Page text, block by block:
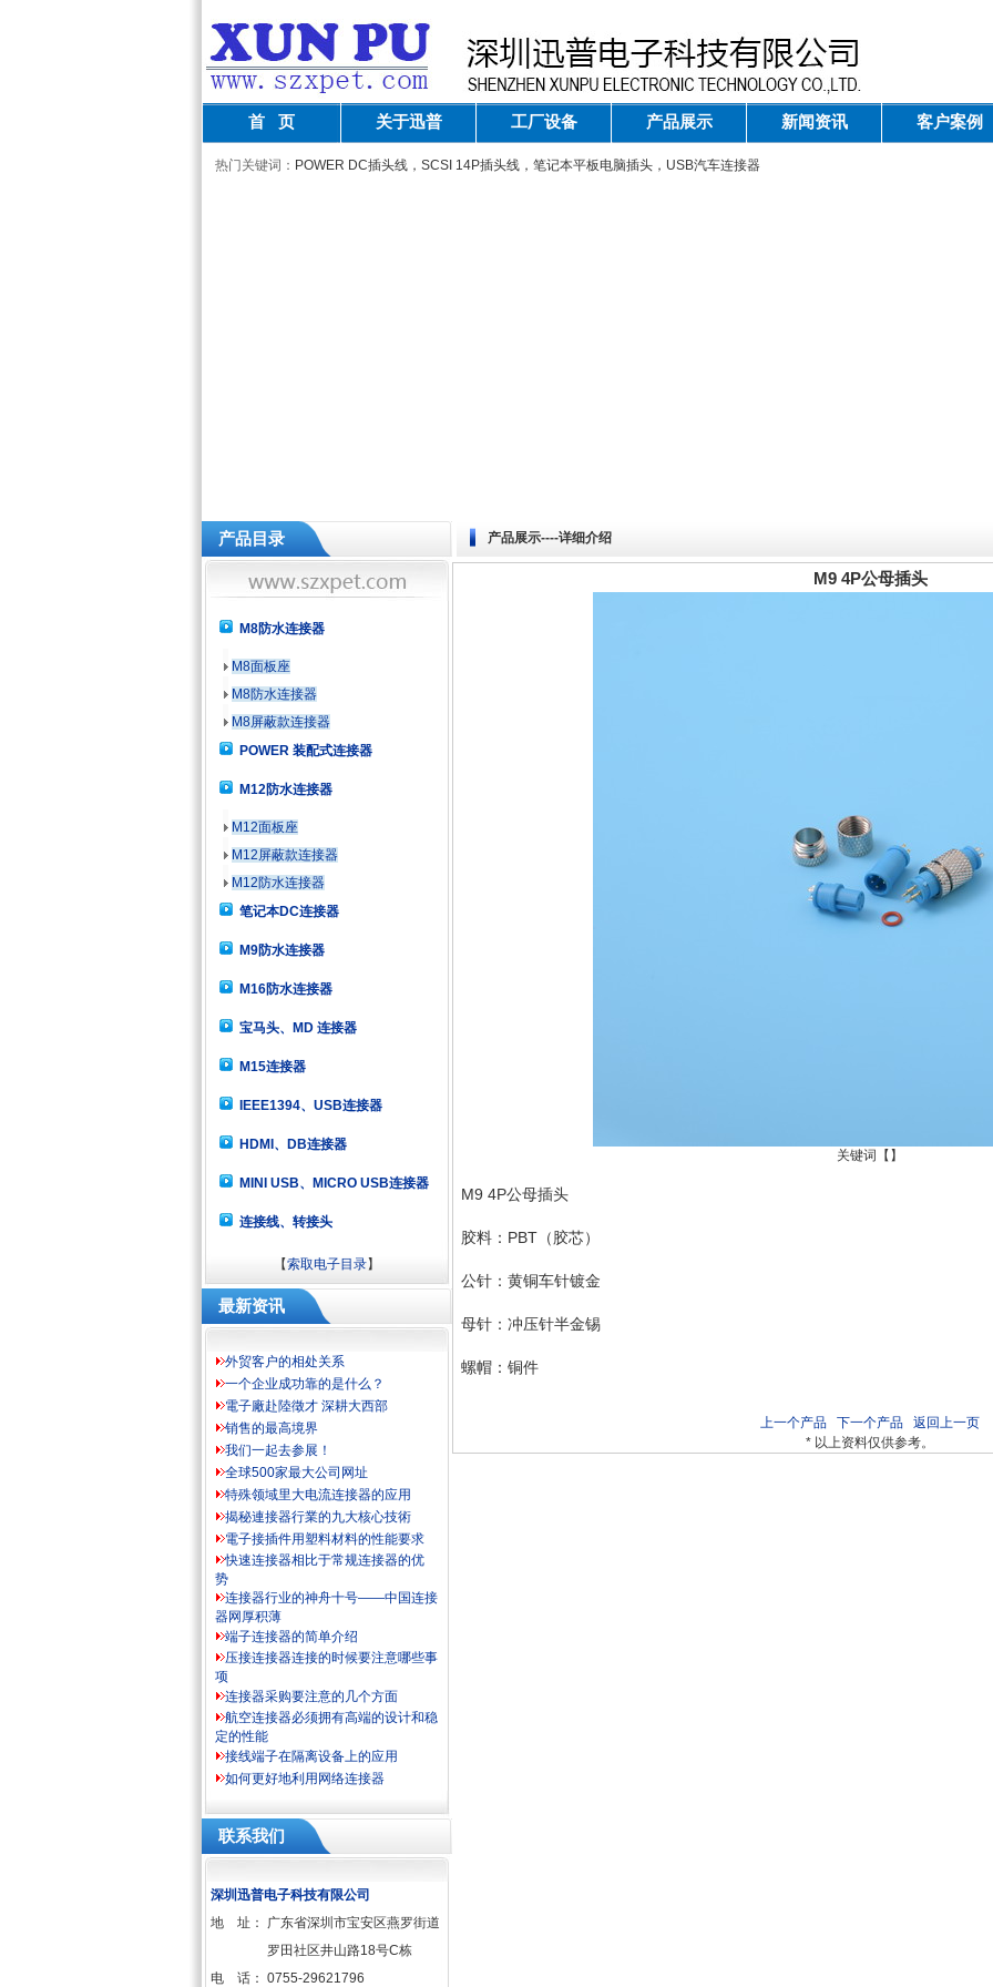
首 页 关于迅普 工厂设备 产品展示 新闻资讯 客户案例
热门关键词： POWER DC插头线，SCSI 14P插头线，笔记本平板电脑插头，USB汽车连接器
产品目录
M8防水连接器
M8面板座
M8防水连接器
M8屏蔽款连接器
POWER 装配式连接器
M12防水连接器
M12面板座
M12屏蔽款连接器
M12防水连接器
笔记本DC连接器
M9防水连接器
M16防水连接器
宝马头、MD 连接器
M15连接器
IEEE1394、USB连接器
HDMI、DB连接器
MINI USB、MICRO USB连接器
连接线、转接头
【索取电子目录】
最新资讯
外贸客户的相处关系
一个企业成功靠的是什么？
電子廠赴陸徵才 深耕大西部
销售的最高境界
我们一起去参展！
全球500家最大公司网址
特殊领域里大电流连接器的应用
揭秘連接器行業的九大核心技術
電子接插件用塑料材料的性能要求
快速连接器相比于常规连接器的优
势
连接器行业的神舟十号——中国连接
器网厚积薄
端子连接器的简单介绍
压接连接器连接的时候要注意哪些事
项
连接器采购要注意的几个方面
航空连接器必须拥有高端的设计和稳
定的性能
接线端子在隔离设备上的应用
如何更好地利用网络连接器
联系我们
深圳迅普电子科技有限公司
地 址：
电 话：
广东省深圳市宝安区燕罗街道
罗田社区井山路18号C栋
0755-29621796
产品展示----详细介绍
M9 4P公母插头
关键词【】
M9 4P公母插头
胶料：PBT（胶芯）
公针：黄铜车针镀金
母针：冲压针半金锡
螺帽：铜件
上一个产品 下一个产品
返回上一页
* 以上资料仅供参考。